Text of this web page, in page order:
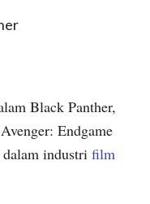
Black Panther,
Endgame
industri film